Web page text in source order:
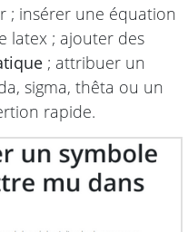
; insérer une équation
latex ; ajouter des
; attribuer un
sigma, thêta ou un
rapide.